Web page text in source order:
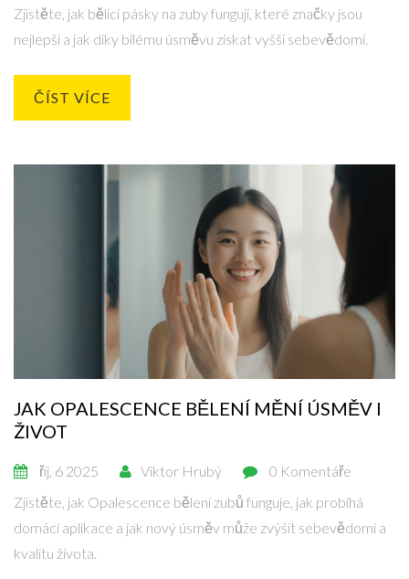
Zjistěte, jak bělicí pásky na zuby fungují, které značky jsou
nejlepší a jak díky bílému úsměvu získat vyšší sebevědomí.
ČÍST VÍCE
JAK OPALESCENCE BĚLENÍ MĚNÍ ÚSMĚV I
ŽIVOT
říj, 6 2025 Viktor Hrubý
0 Komentáře
Zjistěte, jak Opalescence bělení zubů funguje, jak probíhá
domácí aplikace a jak nový úsměv může zvýšit sebevědomí a
kvalitu života.